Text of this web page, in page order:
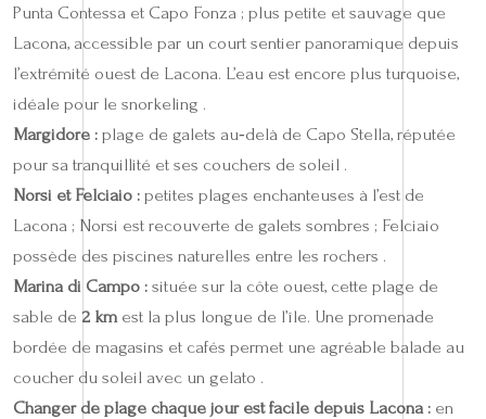
Punta Contessa et Capo Fonza ; plus petite et sauvage que
Lacona, accessible par un court sentier panoramique depuis
l’extrémité ouest de Lacona. L’eau est encore plus turquoise,
idéale pour le snorkeling .
Margidore : plage de galets au‑delà de Capo Stella, réputée
pour sa tranquillité et ses couchers de soleil .
Norsi et Felciaio : petites plages enchanteuses à l’est de
Lacona ; Norsi est recouverte de galets sombres ; Felciaio
possède des piscines naturelles entre les rochers .
Marina di Campo : située sur la côte ouest, cette plage de
sable de 2 km est la plus longue de l’île. Une promenade
bordée de magasins et cafés permet une agréable balade au
coucher du soleil avec un gelato .
Changer de plage chaque jour est facile depuis Lacona : en